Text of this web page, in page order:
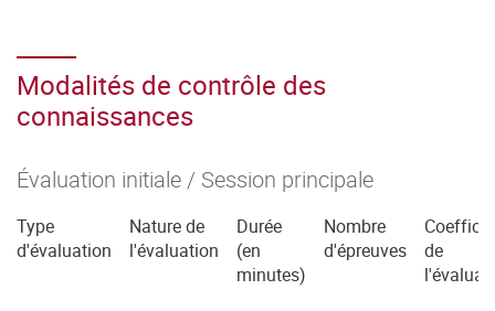
Modalités de contrôle des
connaissances
Évaluation initiale / Session principale
Type
d'évaluation
Nature de
l'évaluation
Durée
(en
minutes)
Nombre
d'épreuves
de